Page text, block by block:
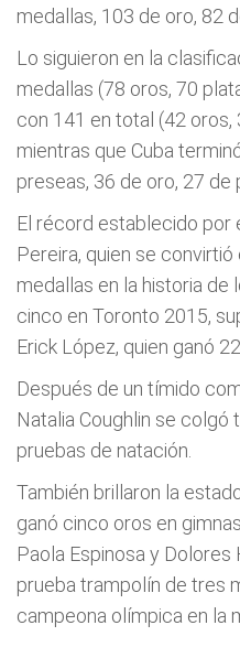
medallas, 103 de oro, 82
Lo siguieron en la
medallas (78 oros, 70
con 141 en total (42
mientras que Cuba
preseas, 36 de oro, 27 de
El récord establecido por
Pereira, quien se
medallas en la historia de
cinco en Toronto 2015,
Erick López, quien ganó
Después de un tímido
Natalia Coughlin se colgó
pruebas de natación.
También brillaron la
ganó cinco oros en
Paola Espinosa y Dolores
prueba trampolín de tres
campeona olímpica en la